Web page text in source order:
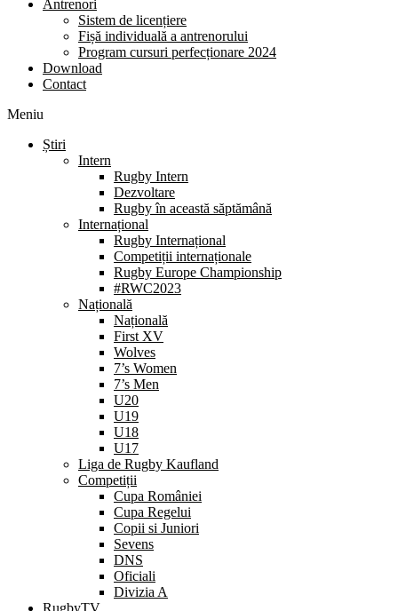
Antrenori
Sistem de licențiere
Fișă individuală a antrenorului
Program cursuri perfecționare 2024
Download
Contact
Meniu
Știri
Intern
Rugby Intern
Dezvoltare
Rugby în această săptămână
Internațional
Rugby Internațional
Competiții internaționale
Rugby Europe Championship
#RWC2023
Națională
Națională
First XV
Wolves
7’s Women
7’s Men
U20
U19
U18
U17
Liga de Rugby Kaufland
Competiții
Cupa României
Cupa Regelui
Copii si Juniori
Sevens
DNS
Oficiali
Divizia A
RugbyTV